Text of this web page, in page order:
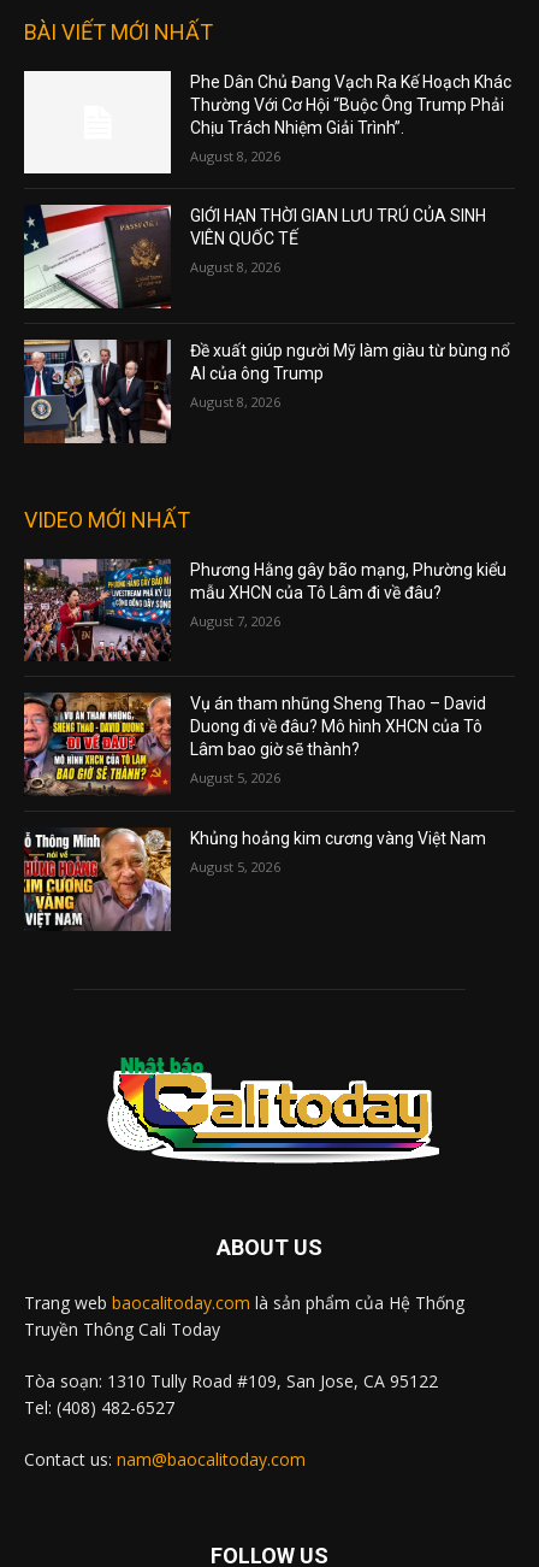
BÀI VIẾT MỚI NHẤT
Phe Dân Chủ Đang Vạch Ra Kế Hoạch Khác
Thường Với Cơ Hội “Buộc Ông Trump Phải
Chịu Trách Nhiệm Giải Trình”.
August 8, 2026
GIỚI HẠN THỜI GIAN LƯU TRÚ CỦA SINH
VIÊN QUỐC TẾ
August 8, 2026
Đề xuất giúp người Mỹ làm giàu từ bùng nổ
AI của ông Trump
August 8, 2026
VIDEO MỚI NHẤT
Phương Hằng gây bão mạng, Phường kiểu
mẫu XHCN của Tô Lâm đi về đâu?
August 7, 2026
Vụ án tham nhũng Sheng Thao – David
Duong đi về đâu? Mô hình XHCN của Tô
Lâm bao giờ sẽ thành?
August 5, 2026
Khủng hoảng kim cương vàng Việt Nam
August 5, 2026
ABOUT US
Trang web baocalitoday.com là sản phẩm của Hệ Thống
Truyền Thông Cali Today
Tòa soạn: 1310 Tully Road #109, San Jose, CA 95122
Tel: (408) 482-6527
Contact us: nam@baocalitoday.com
FOLLOW US